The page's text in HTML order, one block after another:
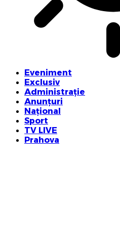
Eveniment
Exclusiv
Administrație
Anunțuri
Național
Sport
TV LIVE
Prahova